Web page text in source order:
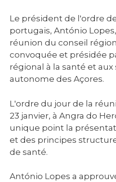
Le président de l'ordre
portugais, António
réunion du conseil
convoquée et présidée
régional à la santé et
autonome des Açores.
L'ordre du jour de la
23 janvier, à Angra do
unique point la
et des principes
de santé.
António Lopes a